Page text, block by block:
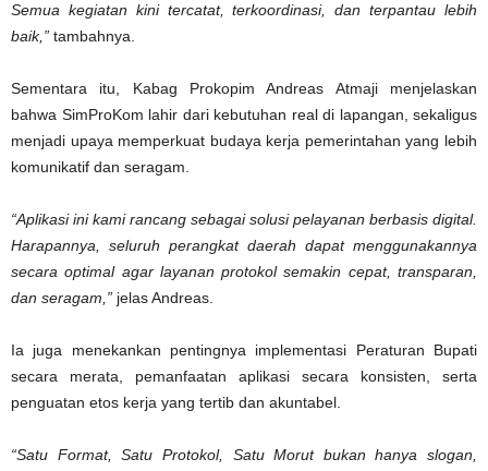
Semua kegiatan kini tercatat, terkoordinasi, dan terpantau lebih
baik,” tambahnya.
Sementara itu, Kabag Prokopim Andreas Atmaji menjelaskan
bahwa SimProKom lahir dari kebutuhan real di lapangan, sekaligus
menjadi upaya memperkuat budaya kerja pemerintahan yang lebih
komunikatif dan seragam.
“Aplikasi ini kami rancang sebagai solusi pelayanan berbasis digital.
Harapannya, seluruh perangkat daerah dapat menggunakannya
secara optimal agar layanan protokol semakin cepat, transparan,
dan seragam,” jelas Andreas.
Ia juga menekankan pentingnya implementasi Peraturan Bupati
secara merata, pemanfaatan aplikasi secara konsisten, serta
penguatan etos kerja yang tertib dan akuntabel.
“Satu Format, Satu Protokol, Satu Morut bukan hanya slogan,